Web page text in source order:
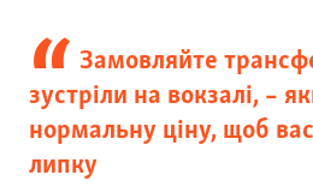
Замовляйте
зустріли на вокзалі, –
нормальну ціну, щоб
липку